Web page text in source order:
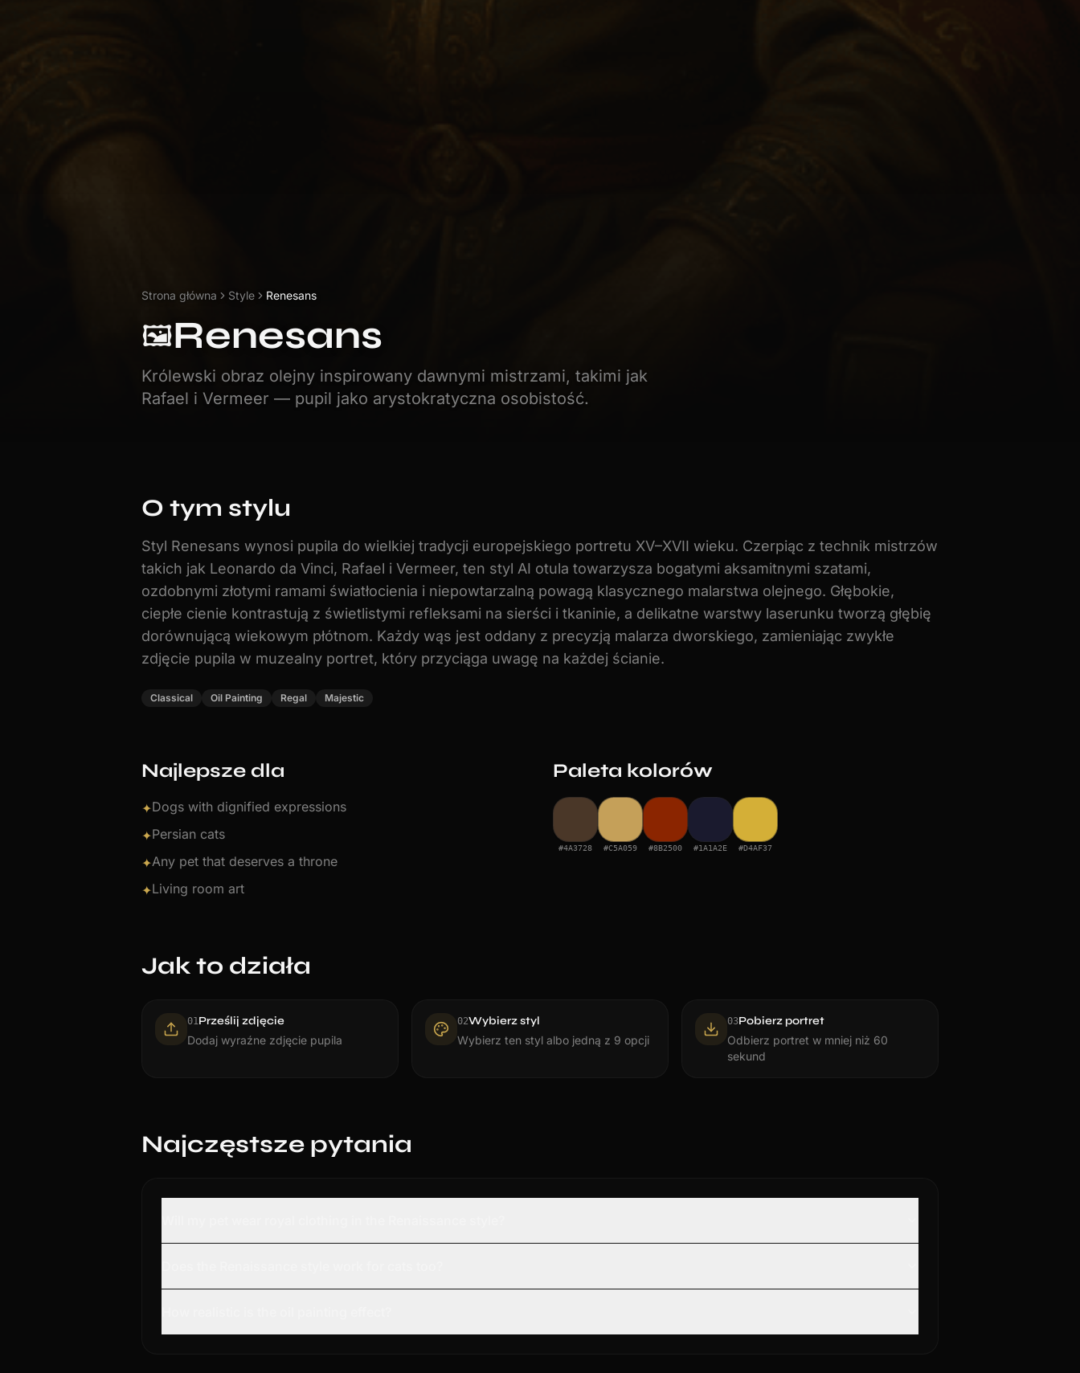
Strona główna Style Renesans
🖼️Renesans
Królewski obraz olejny inspirowany dawnymi mistrzami, takimi jak
Rafael i Vermeer — pupil jako arystokratyczna osobistość.
O tym stylu
Styl Renesans wynosi pupila do wielkiej tradycji europejskiego portretu XV–XVII wieku. Czerpiąc z technik mistrzów
takich jak Leonardo da Vinci, Rafael i Vermeer, ten styl AI otula towarzysza bogatymi aksamitnymi szatami,
ozdobnymi złotymi ramami światłocienia i niepowtarzalną powagą klasycznego malarstwa olejnego. Głębokie,
ciepłe cienie kontrastują z świetlistymi refleksami na sierści i tkaninie, a delikatne warstwy laserunku tworzą głębię
dorównującą wiekowym płótnom. Każdy wąs jest oddany z precyzją malarza dworskiego, zamieniając zwykłe
zdjęcie pupila w muzealny portret, który przyciąga uwagę na każdej ścianie.
Classical Oil Painting Regal Majestic
Najlepsze dla
✦Dogs with dignified expressions
✦Persian cats
✦Any pet that deserves a throne
✦Living room art
Paleta kolorów
#4A3728 #C5A059 #8B2500 #1A1A2E #D4AF37
Jak to działa
01Prześlij zdjęcie
Dodaj wyraźne zdjęcie pupila
02Wybierz styl
Wybierz ten styl albo jedną z 9 opcji
03Pobierz portret
Odbierz portret w mniej niż 60
sekund
Najczęstsze pytania